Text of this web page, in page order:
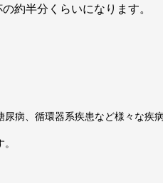
約半分くらいになります。
病、循環器系疾患など様々な疾